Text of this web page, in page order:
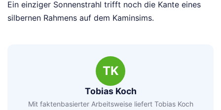
Ein einziger Sonnenstrahl trifft noch die Kante eines
silbernen Rahmens auf dem Kaminsims.
TK
Tobias Koch
Mit faktenbasierter Arbeitsweise liefert Tobias Koch